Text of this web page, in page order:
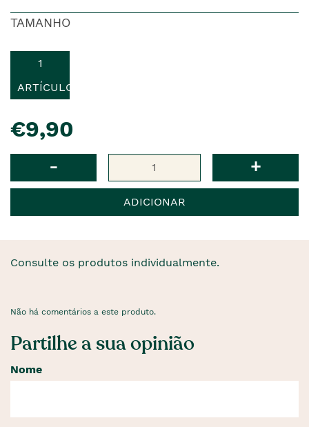
TAMANHO
1
ARTÍCULO
€9,90
- +
ADICIONAR
Consulte os produtos individualmente.
Não há comentários a este produto.
Partilhe a sua opinião
Nome